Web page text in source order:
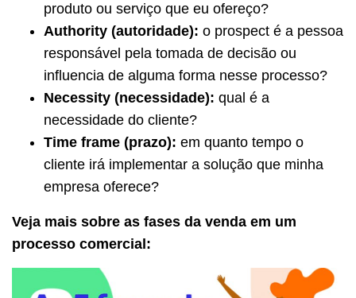
produto ou serviço que eu ofereço?
Authority (autoridade): o prospect é a pessoa
responsável pela tomada de decisão ou
influencia de alguma forma nesse processo?
Necessity (necessidade): qual é a
necessidade do cliente?
Time frame (prazo): em quanto tempo o
cliente irá implementar a solução que minha
empresa oferece?
Veja mais sobre as fases da venda em um
processo comercial: